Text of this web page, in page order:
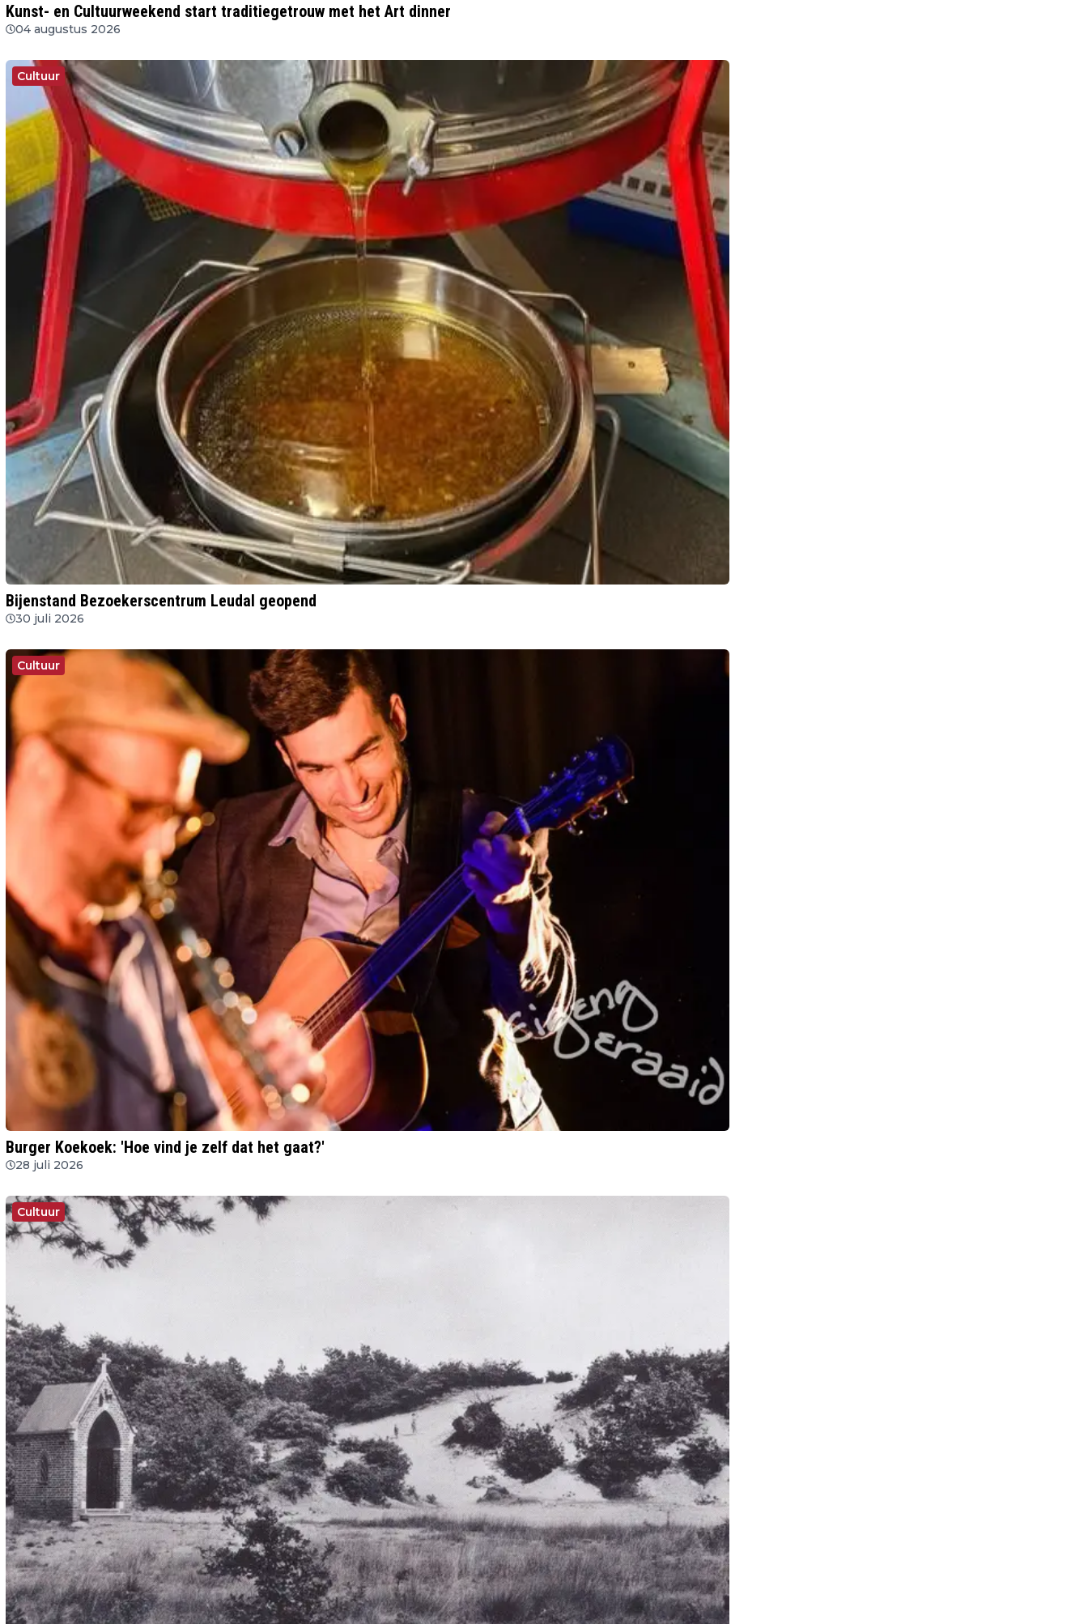
Kunst- en Cultuurweekend start traditiegetrouw met het Art dinner
04 augustus 2026
Cultuur
Bijenstand Bezoekerscentrum Leudal geopend
30 juli 2026
Cultuur
Burger Koekoek: 'Hoe vind je zelf dat het gaat?'
28 juli 2026
Cultuur